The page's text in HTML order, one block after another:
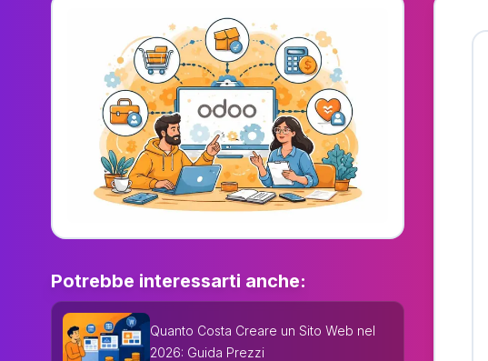
Potrebbe interessarti anche:
Quanto Costa Creare un Sito Web nel
2026: Guida Prezzi